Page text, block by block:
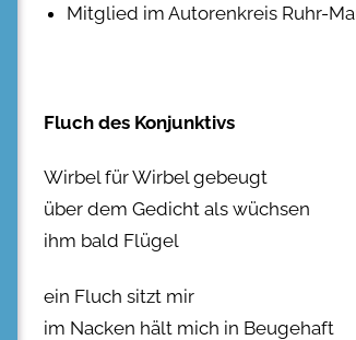
Mitglied im Autorenkreis Ruhr-
Fluch des Konjunktivs
Wirbel für Wirbel gebeugt
über dem Gedicht als wüchsen
ihm bald Flügel
ein Fluch sitzt mir
im Nacken hält mich in Beugehaft